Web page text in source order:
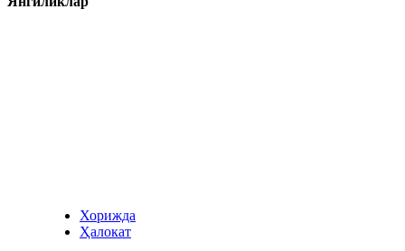
Хорижда
Ҳалокат